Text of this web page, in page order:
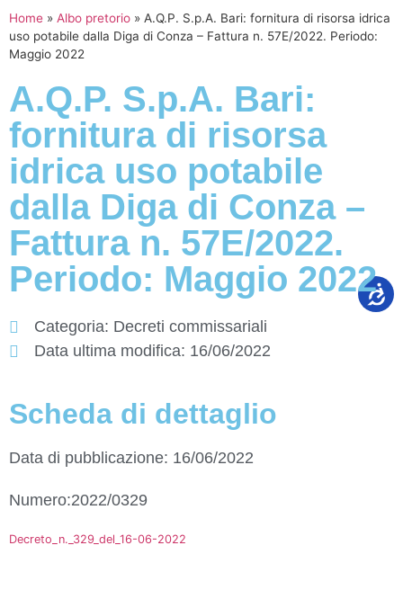
Home » Albo pretorio » A.Q.P. S.p.A. Bari: fornitura di risorsa idrica
uso potabile dalla Diga di Conza – Fattura n. 57E/2022. Periodo:
Maggio 2022
A.Q.P. S.p.A. Bari:
fornitura di risorsa
idrica uso potabile
dalla Diga di Conza –
Fattura n. 57E/2022.
Periodo: Maggio 2022
Categoria: Decreti commissariali
Data ultima modifica: 16/06/2022
Scheda di dettaglio
Data di pubblicazione: 16/06/2022
Numero:2022/0329
Decreto_n._329_del_16-06-2022